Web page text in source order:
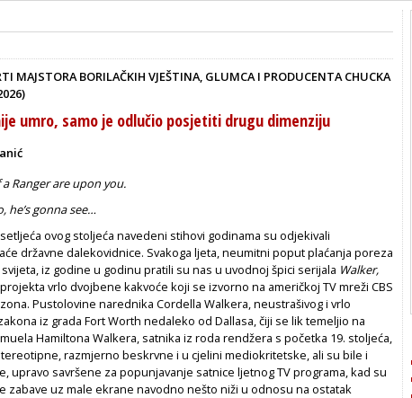
MAJSTORA BORILAČKIH VJEŠTINA, GLUMCA I PRODUCENTA CHUCKA
umro, samo je odlučio posjetiti drugu dimenziju
Ranger are upon you.
he’s gonna see…
ovog stoljeća navedeni stihovi godinama su odjekivali
državne dalekovidnice. Svakoga ljeta, neumitni poput plaćanja poreza
iz godine u godinu pratili su nas u uvodnoj špici serijala Walker,
vrlo dvojbene kakvoće koji se izvorno na američkoj TV mreži CBS
Pustolovine narednika Cordella Walkera, neustrašivog i vrlo
iz grada Fort Worth nedaleko od Dallasa, čiji se lik temeljio na
Hamiltona Walkera, satnika iz roda rendžera s početka 19. stoljeća,
razmjerno beskrvne i u cjelini mediokritetske, ali su bile i
upravo savršene za popunjavanje satnice ljetnog TV programa, kad su
zabave uz male ekrane navodno nešto niži u odnosu na ostatak